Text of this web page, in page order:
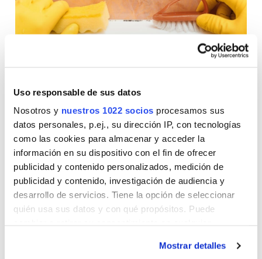
Uso responsable de sus datos
Nosotros y nuestros 1022 socios procesamos sus
datos personales, p.ej., su dirección IP, con tecnologías
como las cookies para almacenar y acceder la
información en su dispositivo con el fin de ofrecer
publicidad y contenido personalizados, medición de
publicidad y contenido, investigación de audiencia y
desarrollo de servicios. Tiene la opción de seleccionar
quién usa sus datos y con qué propósitos. Puede
Mostrar detalles
Cómo eliminar el moho en el baño
Si en tu baño has descubierto las manchas negras que
delatan la presencia de moho o percibes undesagradable
olor a humedad, la recomendación es eliminarlo cuanto
antes.¿Cómo quitar el moho de la ducha, la silicona de la
bañera,la goma de la mamparao cualquier otra superficie
del baño?R epasamos los pasos a seguir para deshacerse
del perjudicial mohocuando ya ha aparecido:
como el cloro